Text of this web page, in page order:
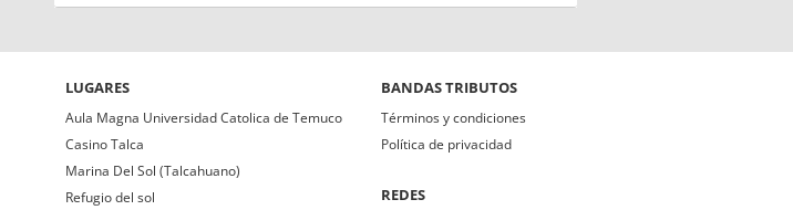
LUGARES
Aula Magna Universidad Catolica de Temuco
Casino Talca
Marina Del Sol (Talcahuano)
Refugio del sol
BANDAS TRIBUTOS
Términos y condiciones
Política de privacidad
REDES